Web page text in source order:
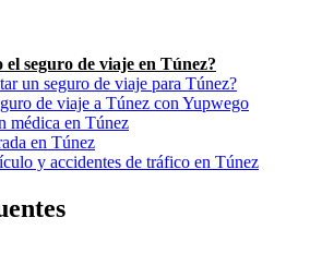
el seguro de viaje en Túnez?
un seguro de viaje para Túnez?
de viaje a Túnez con Yupwego
médica en Túnez
en Túnez
y accidentes de tráfico en Túnez